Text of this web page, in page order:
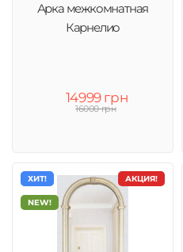
Арка межкомнатная
Карнелио
14999 грн
16000 грн
АКЦИЯ!
ХИТ!
NEW!